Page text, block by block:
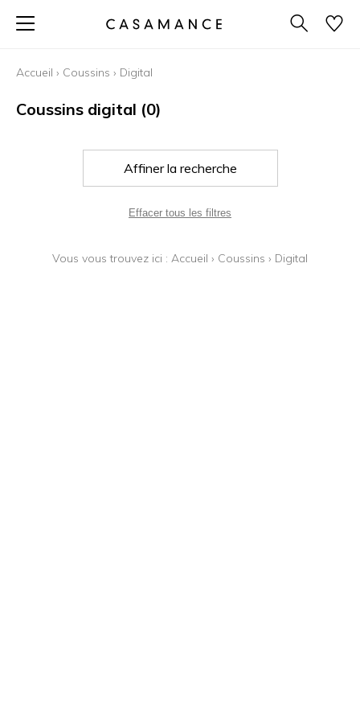
Accueil › Coussins › Digital
Coussins digital (0)
Affiner la recherche
Effacer tous les filtres
Vous vous trouvez ici : Accueil › Coussins › Digital